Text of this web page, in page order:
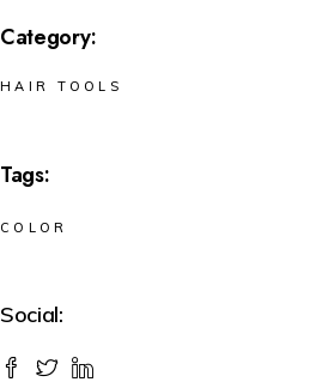
Category:
HAIR TOOLS
Tags:
COLOR
Social: